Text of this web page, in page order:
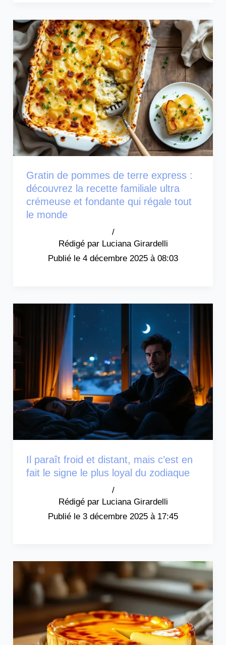
Gratin de pommes de terre express :
découvrez la recette familiale ultra
crémeuse et fondante qui régale tout
le monde
Luciana Girardelli
/
4 décembre 2025 à 08:03
Il paraît froid et distant, mais c’est en
fait le signe le plus loyal du zodiaque
Luciana Girardelli
/
3 décembre 2025 à 17:45